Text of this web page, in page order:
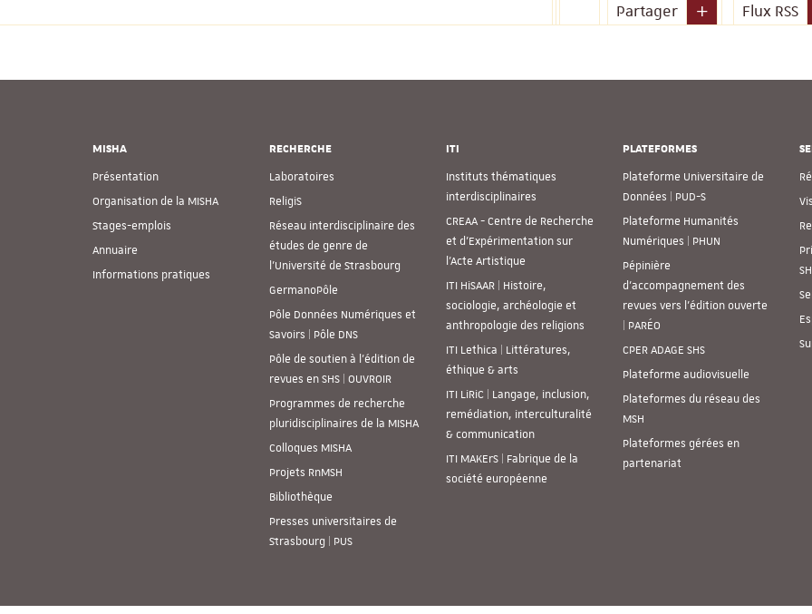
Partager Flux RSS
MISHA
Présentation
Organisation de la MISHA
Stages-emplois
Annuaire
Informations pratiques
RECHERCHE
Laboratoires
ReligiS
Réseau interdisciplinaire des
études de genre de
l’Université de Strasbourg
GermanoPôle
Pôle Données Numériques et
Savoirs | Pôle DNS
Pôle de soutien à l’édition de
revues en SHS | OUVROIR
Programmes de recherche
pluridisciplinaires de la MISHA
Colloques MISHA
Projets RnMSH
Bibliothèque
Presses universitaires de
Strasbourg | PUS
ITI
Instituts thématiques
interdisciplinaires
CREAA - Centre de Recherche
et d’Expérimentation sur
l’Acte Artistique
ITI HiSAAR | Histoire,
sociologie, archéologie et
anthropologie des religions
ITI Lethica | Littératures,
éthique & arts
ITI LiRiC | Langage, inclusion,
remédiation, interculturalité
& communication
ITI MAKErS | Fabrique de la
société européenne
PLATEFORMES
Plateforme Universitaire de
Données | PUD-S
Plateforme Humanités
Numériques | PHUN
Pépinière
d’accompagnement des
revues vers l’édition ouverte
| PARÉO
CPER ADAGE SHS
Plateforme audiovisuelle
Plateformes du réseau des
MSH
Plateformes gérées en
partenariat